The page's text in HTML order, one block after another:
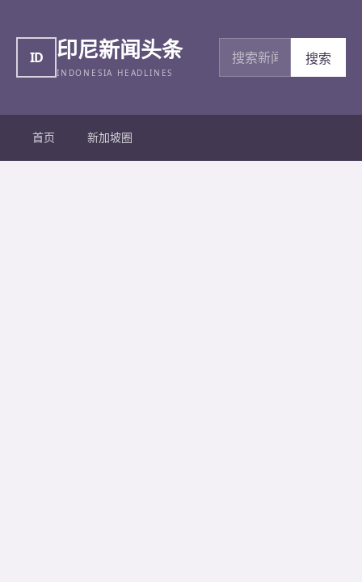
ID 印尼新闻头条
INDONESIA HEADLINES
搜索新闻
搜索
首页 新加坡圈